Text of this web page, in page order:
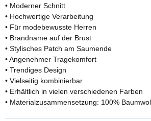
• Moderner Schnitt
• Hochwertige Verarbeitung
• Für modebewusste Herren
• Brandname auf der Brust
• Stylisches Patch am Saumende
• Angenehmer Tragekomfort
• Trendiges Design
• Vielseitig kombinierbar
• Erhältlich in vielen verschiedenen Farben
• Materialzusammensetzung: 100%